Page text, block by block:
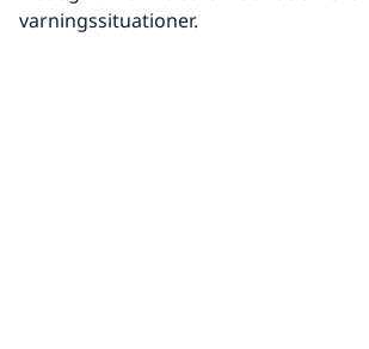
varningssituationer.